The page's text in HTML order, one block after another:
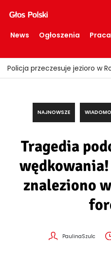
News Ogłoszenia Praca
NAJNOWSZE
Tragedia
znaleziono
PaulinaSzulc